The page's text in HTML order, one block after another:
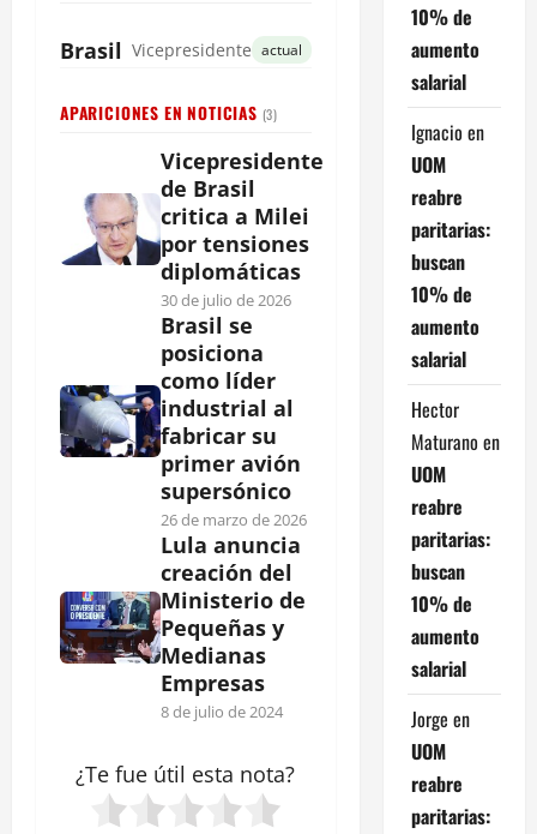
Brasil Vicepresidente actual
APARICIONES EN NOTICIAS (3)
Vicepresidente
de Brasil
critica a Milei
por tensiones
diplomáticas
30 de julio de 2026
Brasil se
posiciona
como líder
industrial al
fabricar su
primer avión
supersónico
26 de marzo de 2026
Lula anuncia
creación del
Ministerio de
Pequeñas y
Medianas
Empresas
8 de julio de 2024
¿Te fue útil esta nota?
10% de
aumento
salarial
Ignacio en
UOM
reabre
paritarias:
buscan
10% de
aumento
salarial
Hector
Maturano en
UOM
reabre
paritarias:
buscan
10% de
aumento
salarial
Jorge en
UOM
reabre
paritarias: